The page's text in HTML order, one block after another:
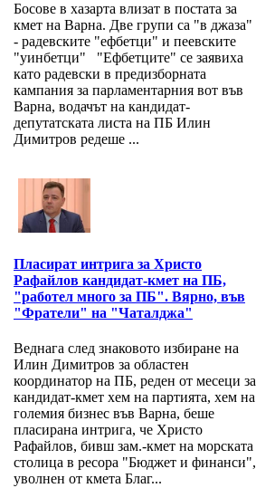
Босове в хазарта влизат в постата за
кмет на Варна. Две групи са "в джаза"
- радевските "ефбетци" и пеевските
"уинбетци" "Ефбетците" се заявиха
като радевски в предизборната
кампания за парламентарния вот във
Варна, водачът на кандидат-
депутатската листа на ПБ Илин
Димитров редеше ...
Пласират интрига за Христо
Рафайлов кандидат-кмет на ПБ,
"работел много за ПБ". Вярно, във
"Фратели" на "Чаталджа"
Веднага след знаковото избиране на
Илин Димитров за областен
координатор на ПБ, реден от месеци за
кандидат-кмет хем на партията, хем на
големия бизнес във Варна, беше
пласирана интрига, че Христо
Рафайлов, бивш зам.-кмет на морската
столица в ресора "Бюджет и финанси",
уволнен от кмета Благ...